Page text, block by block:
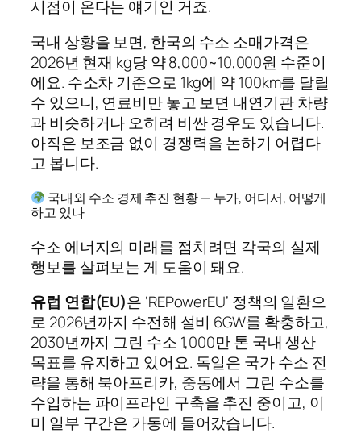
시점이 온다는 얘기인 거죠.
국내 상황을 보면, 한국의 수소 소매가격은
2026년 현재 kg당 약 8,000~10,000원 수준이
에요. 수소차 기준으로 1kg에 약 100km를 달릴
수 있으니, 연료비만 놓고 보면 내연기관 차량
과 비슷하거나 오히려 비싼 경우도 있습니다.
아직은 보조금 없이 경쟁력을 논하기 어렵다
고 봅니다.
국내외 수소 경제 추진 현황 — 누가, 어디서, 어떻게
하고 있나
수소 에너지의 미래를 점치려면 각국의 실제
행보를 살펴보는 게 도움이 돼요.
유럽 연합(EU)은 ‘REPowerEU’ 정책의 일환으
로 2026년까지 수전해 설비 6GW를 확충하고,
2030년까지 그린 수소 1,000만 톤 국내 생산
목표를 유지하고 있어요. 독일은 국가 수소 전
략을 통해 북아프리카, 중동에서 그린 수소를
수입하는 파이프라인 구축을 추진 중이고, 이
미 일부 구간은 가동에 들어갔습니다.